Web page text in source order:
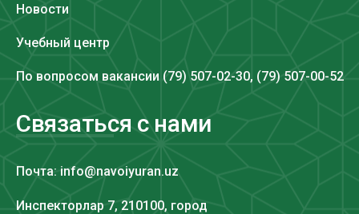
Новости
Учебный центр
По вопросом вакансии (79) 507-02-30, (79) 507-00-52
Связаться с нами
Почта: info@navoiyuran.uz
Инспекторлар 7, 210100, город